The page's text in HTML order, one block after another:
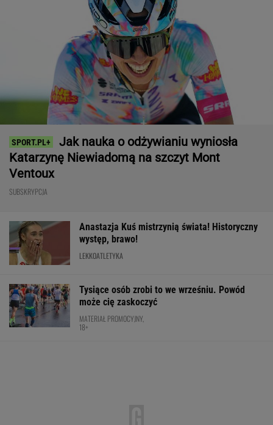
Jak nauka o odżywianiu wyniosła
Katarzynę Niewiadomą na szczyt Mont
Ventoux
SUBSKRYPCJA
Anastazja Kuś mistrzynią świata! Historyczny
występ, brawo!
LEKKOATLETYKA
Tysiące osób zrobi to we wrześniu. Powód
może cię zaskoczyć
MATERIAŁ PROMOCYJNY,
18+